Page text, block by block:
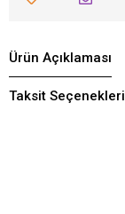
Ürün Açıklaması
Taksit Seçenekleri